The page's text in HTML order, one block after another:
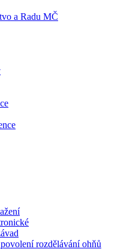
a Radu MČ
rozdělávání ohňů